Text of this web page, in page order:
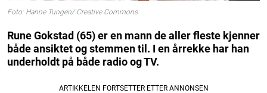
Foto: Hanne Tungen/ Creative Commons
Rune Gokstad (65) er en mann de aller fleste kjenner
både ansiktet og stemmen til. I en årrekke har han
underholdt på både radio og TV.